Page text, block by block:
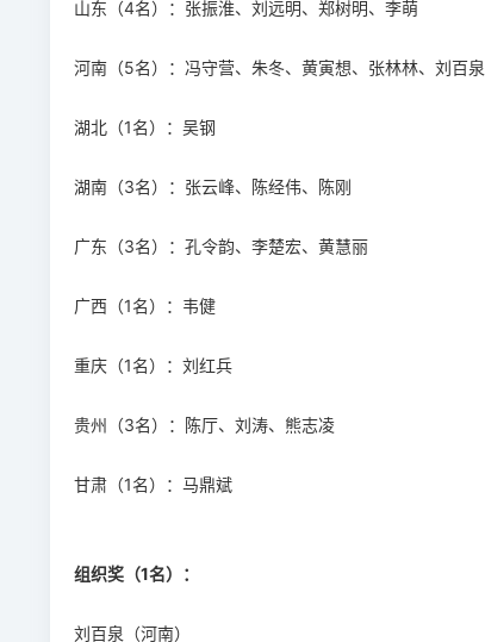
山东（4名）：张振淮、刘远明、郑树明、李萌
河南（5名）：冯守营、朱冬、黄寅想、张林林、刘百泉
湖北（1名）：吴钢
湖南（3名）：张云峰、陈经伟、陈刚
广东（3名）：孔令韵、李楚宏、黄慧丽
广西（1名）：韦健
重庆（1名）：刘红兵
贵州（3名）：陈厅、刘涛、熊志凌
甘肃（1名）：马鼎斌
组织奖（1名）：
刘百泉（河南）